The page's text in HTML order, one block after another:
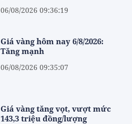
06/08/2026 09:36:19
Giá vàng hôm nay 6/8/2026:
Tăng mạnh
06/08/2026 09:35:07
Giá vàng tăng vọt, vượt mức
143,3 triệu đồng/lượng